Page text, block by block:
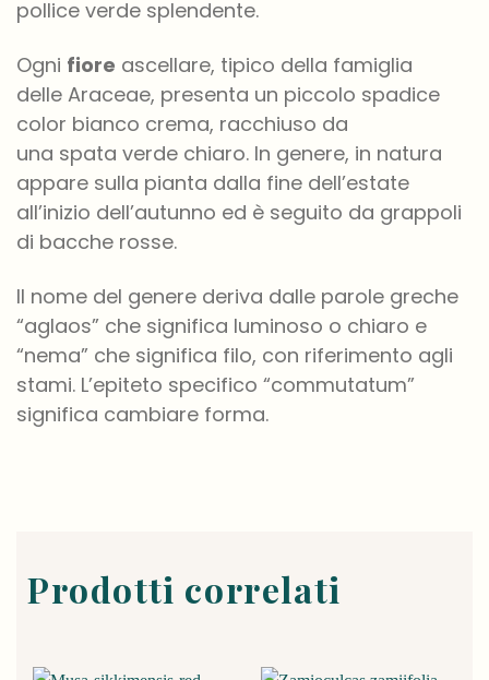
pollice verde splendente.
Ogni fiore ascellare, tipico della famiglia
delle Araceae, presenta un piccolo spadice
color bianco crema, racchiuso da
una spata verde chiaro. In genere, in natura
appare sulla pianta dalla fine dell’estate
all’inizio dell’autunno ed è seguito da grappoli
di bacche rosse.
Il nome del genere deriva dalle parole greche
“aglaos” che significa luminoso o chiaro e
“nema” che significa filo, con riferimento agli
stami. L’epiteto specifico “commutatum”
significa cambiare forma.
Prodotti correlati